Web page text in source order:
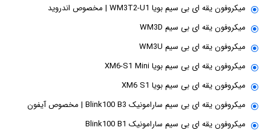
میکروفون یقه ای بی سیم بویا WM3T2-U1 | مخصوص اندروید
میکروفون یقه ای بی سیم WM3D
میکروفون یقه ای بی سیم WM3U
میکروفون یقه ای بی سیم بویا XM6-S1 Mini
میکروفون یقه ای بی سیم بویا XM6 S1
میکروفون یقه ای بی سیم سارامونیک Blink100 B3 | مخصوص آیفون
میکروفون یقه ای بی سیم سارامونیک Blink100 B1